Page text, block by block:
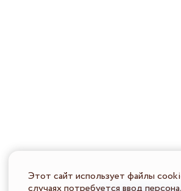
Этот сайт использует файлы